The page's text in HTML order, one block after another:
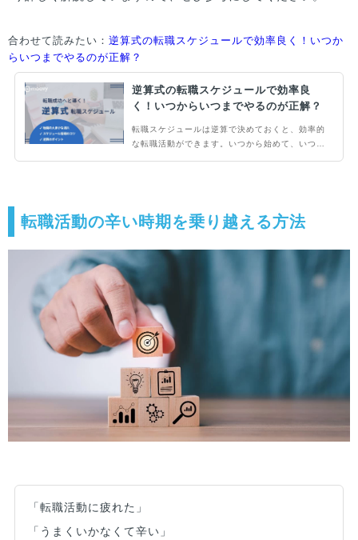
合わせて読みたい： 逆算式の転職スケジュールで効率良く！いつか
らいつまでやるのが正解？
逆算式の転職スケジュールで効率良
く！いつからいつまでやるのが正解？
転職スケジュールは逆算で決めておくと、効率的
な転職活動ができます。いつから始めて、いつま
解説します。
転職活動の辛い時期を乗り越える方法
「転職活動に疲れた」
「うまくいかなくて辛い」